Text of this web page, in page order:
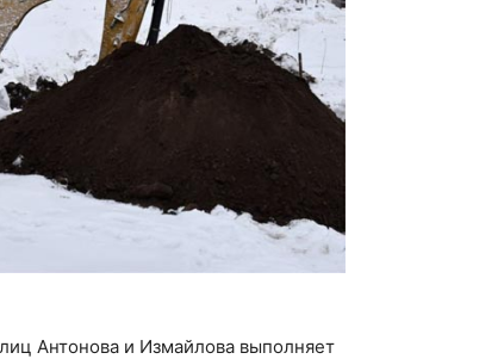
Антонова и Измайлова выполняет